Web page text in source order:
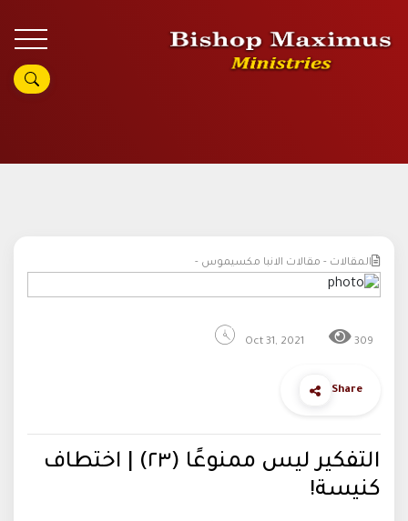
المقالات - مقالات الانبا مكسيموس -
Oct 31, 2021 309
Share
التفكير ليس ممنوعًا (٢٣) | اختطاف
كنيسة!